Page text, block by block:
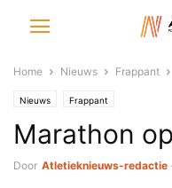
Home Nieuws Frappant
Nieuws Frappant
Marathon
Door Atletieknieuws-redactie